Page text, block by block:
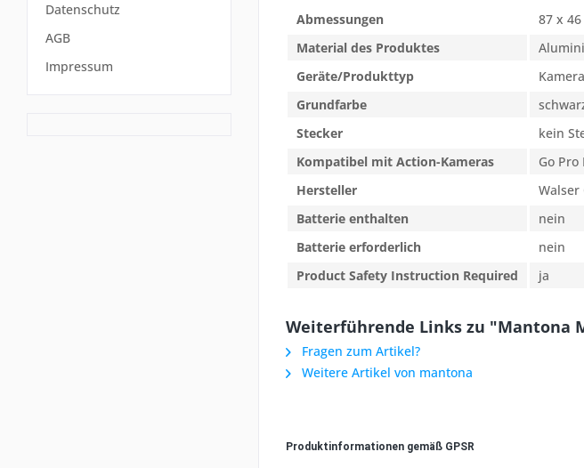
Datenschutz
AGB
Impressum
Abmessungen
87 x
Material des Produktes
Geräte/Produkttyp
Grundfarbe
Stecker
kein
Kompatibel mit Action-Kameras
Go Pro
Hersteller
Walser
Batterie enthalten
nein
Batterie erforderlich
nein
Product Safety Instruction Required
ja
Weiterführende Links zu "Mantona
Fragen zum Artikel?
Weitere Artikel von mantona
Produktinformationen gemäß GPSR